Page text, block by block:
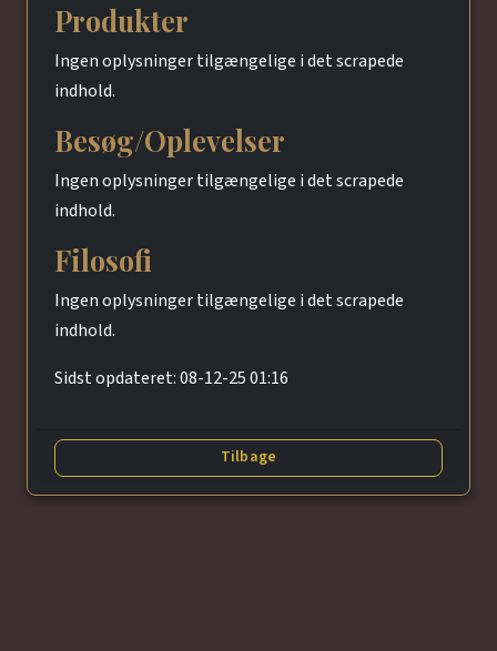
Produkter
Ingen oplysninger tilgængelige i det scrapede
indhold.
Besøg/Oplevelser
Ingen oplysninger tilgængelige i det scrapede
indhold.
Filosofi
Ingen oplysninger tilgængelige i det scrapede
indhold.
Sidst opdateret: 08-12-25 01:16
Tilbage